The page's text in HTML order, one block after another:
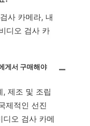
사 카메라, 내
디오 검사 카
게서 구매해야
, 제조 및 조립
제적인 선진
디오 검사 카메